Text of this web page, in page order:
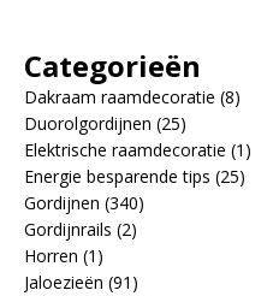
Categorieën
Dakraam raamdecoratie (8)
Duorolgordijnen (25)
Elektrische raamdecoratie (1)
Energie besparende tips (25)
Gordijnen (340)
Gordijnrails (2)
Horren (1)
Jaloezieën (91)